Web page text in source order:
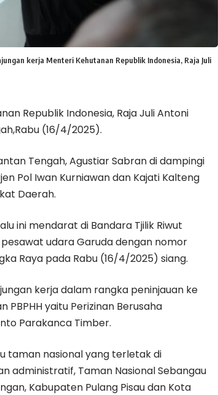
kerja Menteri Kehutanan Republik Indonesia, Raja Juli
Republik Indonesia, Raja Juli Antoni
(16/4/2025).
Tengah, Agustiar Sabran di dampingi
Pol Iwan Kurniawan dan Kajati Kalteng
Daerah.
ini mendarat di Bandara Tjilik Riwut
udara Garuda dengan nomor
Raya pada Rabu (16/4/2025) siang.
kerja dalam rangka peninjauan ke
PBPHH yaitu Perizinan Berusaha
Parakanca Timber.
taman nasional yang terletak di
administratif, Taman Nasional Sebangau
Kabupaten Pulang Pisau dan Kota